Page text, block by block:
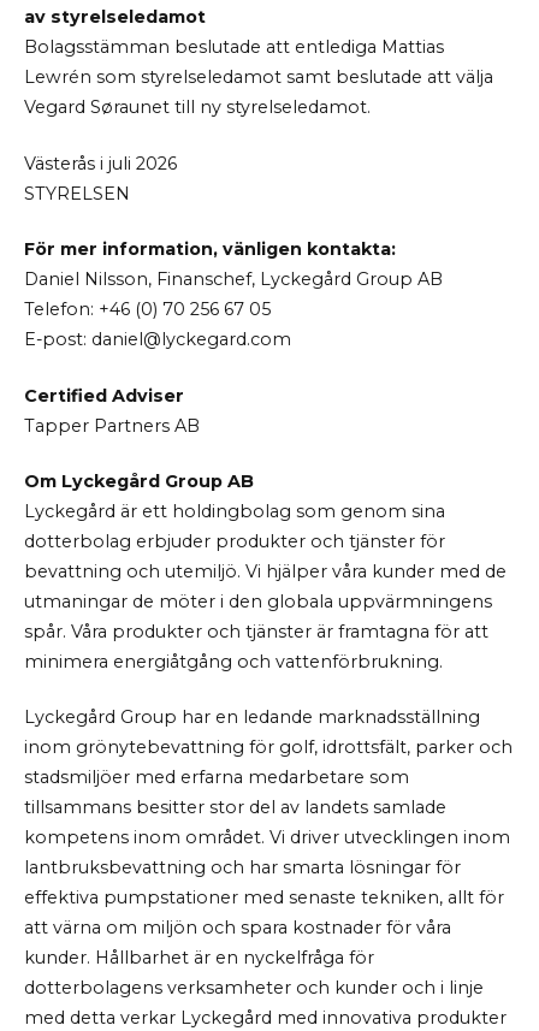
av styrelseledamot
Bolagsstämman beslutade att entlediga Mattias
Lewrén som styrelseledamot samt beslutade att välja
Vegard Søraunet till ny styrelseledamot.
Västerås i juli 2026
STYRELSEN
För mer information, vänligen kontakta:
Daniel Nilsson, Finanschef, Lyckegård Group AB
Telefon: +46 (0) 70 256 67 05
E-post: daniel@lyckegard.com
Certified Adviser
Tapper Partners AB
Om Lyckegård Group AB
Lyckegård är ett holdingbolag som genom sina
dotterbolag erbjuder produkter och tjänster för
bevattning och utemiljö. Vi hjälper våra kunder med de
utmaningar de möter i den globala uppvärmningens
spår. Våra produkter och tjänster är framtagna för att
minimera energiåtgång och vattenförbrukning.
Lyckegård Group har en ledande marknadsställning
inom grönytebevattning för golf, idrottsfält, parker och
stadsmiljöer med erfarna medarbetare som
tillsammans besitter stor del av landets samlade
kompetens inom området. Vi driver utvecklingen inom
lantbruksbevattning och har smarta lösningar för
effektiva pumpstationer med senaste tekniken, allt för
att värna om miljön och spara kostnader för våra
kunder. Hållbarhet är en nyckelfråga för
dotterbolagens verksamheter och kunder och i linje
med detta verkar Lyckegård med innovativa produkter